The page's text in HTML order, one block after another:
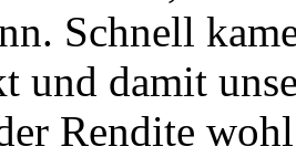
Schnell
und damit
Rendite